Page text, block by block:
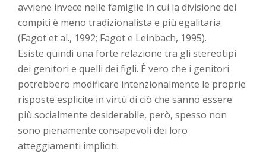
avviene invece nelle famiglie in cui la divisione dei
compiti è meno tradizionalista e più egalitaria
(Fagot et al., 1992; Fagot e Leinbach, 1995).
Esiste quindi una forte relazione tra gli stereotipi
dei genitori e quelli dei figli. È vero che i genitori
potrebbero modificare intenzionalmente le proprie
risposte esplicite in virtù di ciò che sanno essere
più socialmente desiderabile, però, spesso non
sono pienamente consapevoli dei loro
atteggiamenti impliciti.